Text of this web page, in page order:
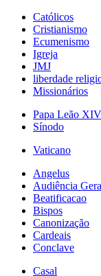
Católicos
Cristianismo
Ecumenismo
Igreja
JMJ
liberdade
Missionários
Papa Leão XIV
Sínodo
Vaticano
Angelus
Audiência
Beatificacao
Bispos
Canonização
Cardeais
Conclave
Casal